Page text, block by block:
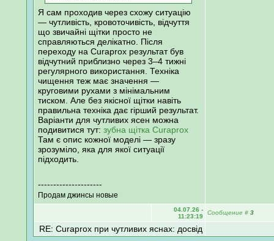
Я сам проходив через схожу ситуацію
— чутливість, кровоточивість, відчуття
що звичайні щітки просто не
справляються делікатно. Після
переходу на Curaprox результат був
відчутний приблизно через 3–4 тижні
регулярного використання. Техніка
чищення теж має значення —
круговими рухами з мінімальним
тиском. Але без якісної щітки навіть
правильна техніка дає гірший результат.
Варіанти для чутливих ясен можна
подивитися тут: зубна щітка Curaprox
Там є опис кожної моделі — зразу
зрозуміло, яка для якої ситуації
підходить.
---------------------
Продам джинсы новые
04.07.26 -
11:23:19
Сообщение # 3
RE: Curaprox при чутливих яснах: досвід